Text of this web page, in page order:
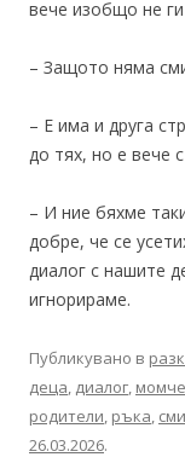
вече изобщо не
– Защото няма
– Е има и друга
до тях, но е вече
– И ние бяхме
добре, че се
диалог с нашите
игнорираме.
Публикувано в
деца, диалог, момче
родители, ръка,
26.03.2026.